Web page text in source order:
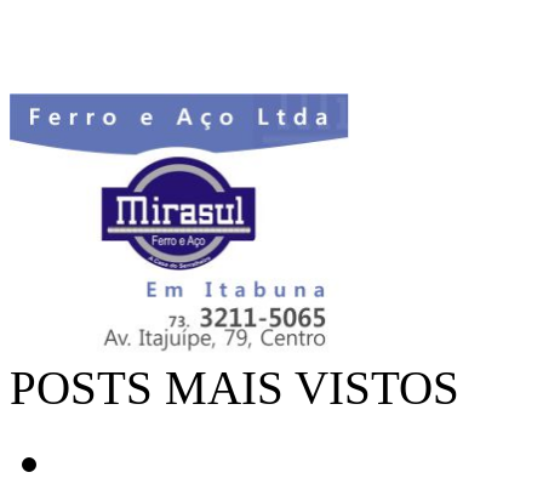
POSTS MAIS VISTOS